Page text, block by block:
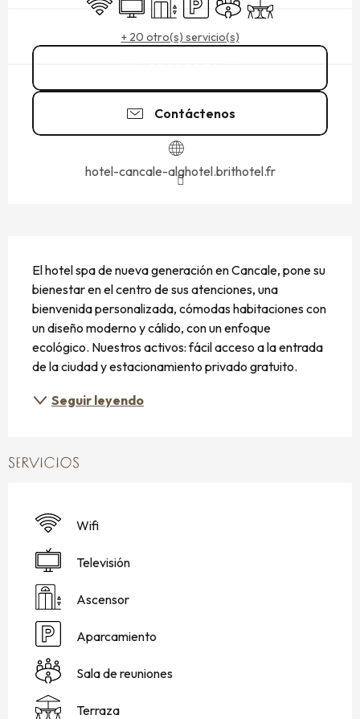
+ 20 otro(s) servicio(s)
Contáctenos
hotel-cancale-alghotel.brithotel.fr
El hotel spa de nueva generación en Cancale, pone su
bienestar en el centro de sus atenciones, una
bienvenida personalizada, cómodas habitaciones con
un diseño moderno y cálido, con un enfoque
ecológico. Nuestros activos: fácil acceso a la entrada
de la ciudad y estacionamiento privado gratuito.
Seguir leyendo
SERVICIOS
Wifi
Televisión
Ascensor
Aparcamiento
Sala de reuniones
Terraza